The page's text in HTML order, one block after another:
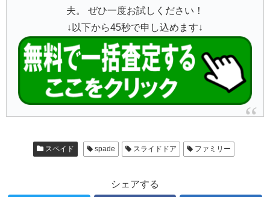
夫。 ぜひ一度お試しください！
↓以下から45秒で申し込めます↓
スペイド spade スライドドア ファミリー
シェアする